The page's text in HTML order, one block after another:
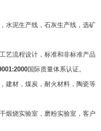
水泥生产线，石灰生产线，选矿
艺流程设计，标准和非标准产品
国际质量体系认证。
建材，煤炭，耐火材料，陶瓷等
煅烧实验室，磨粉实验室，客户